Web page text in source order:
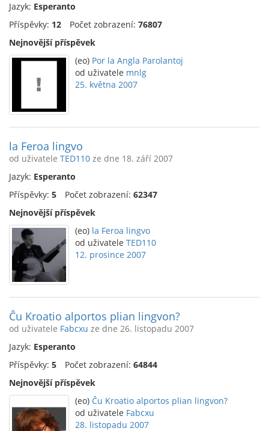
Jazyk: Esperanto
Příspěvky: 12 Počet zobrazení: 76807
Nejnovější příspěvek
(eo) Por la Angla Parolantoj
od uživatele mnlg
25. května 2007
la Feroa lingvo
od uživatele TED110 ze dne 18. září 2007
Jazyk: Esperanto
Příspěvky: 5 Počet zobrazení: 62347
Nejnovější příspěvek
(eo) la Feroa lingvo
od uživatele TED110
12. prosince 2007
Ĉu Kroatio alportos plian lingvon?
od uživatele Fabcxu ze dne 26. listopadu 2007
Jazyk: Esperanto
Příspěvky: 5 Počet zobrazení: 64844
Nejnovější příspěvek
(eo) Ĉu Kroatio alportos plian lingvon?
od uživatele Fabcxu
28. listopadu 2007